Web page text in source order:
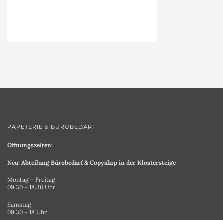
PAPETERIE & BÜROBEDARF
Öffnungszeiten:
Neu: Abteilung Bürobedarf & Copyshop in der Klostersteige
Montag – Freitag:
09:30 – 18.30 Uhr
Samstag:
09:30 – 18 Uhr